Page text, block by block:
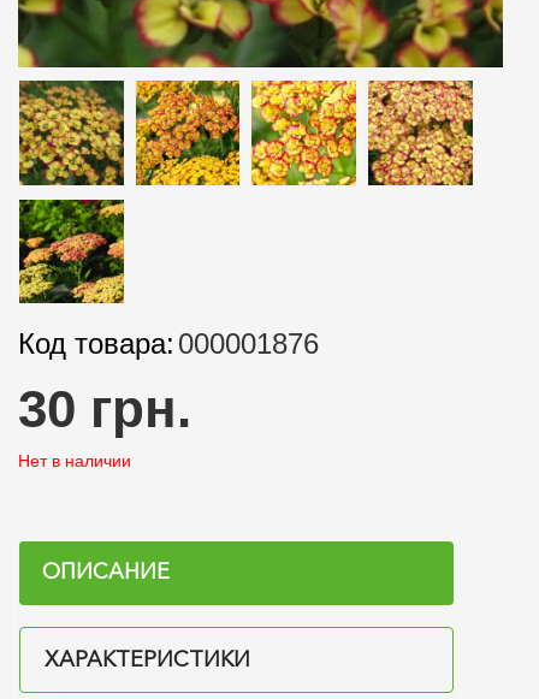
Код товара: 000001876
30 грн.
Нет в наличии
ОПИСАНИЕ
ХАРАКТЕРИСТИКИ